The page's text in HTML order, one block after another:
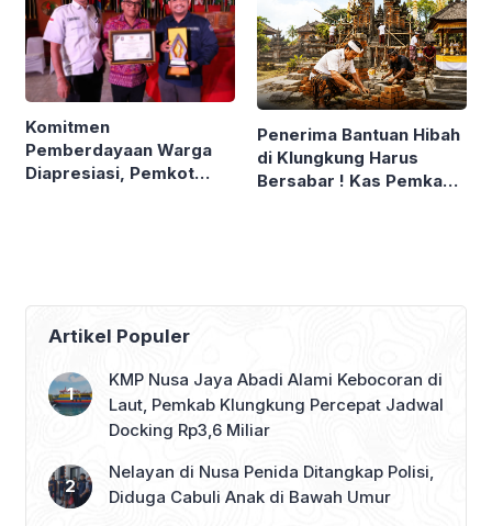
Komitmen
Pemberdayaan Warga
Diapresiasi, Pemkot
Penerima Bantuan Hibah
di Klungkung Harus
Bersabar ! Kas Pemkab
Artikel Populer
KMP Nusa Jaya Abadi Alami Kebocoran di
Laut, Pemkab Klungkung Percepat Jadwal
Docking Rp3,6 Miliar
Nelayan di Nusa Penida Ditangkap Polisi,
Diduga Cabuli Anak di Bawah Umur